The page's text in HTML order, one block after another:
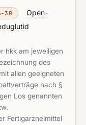
30
Open-
hkk am jeweiligen
des
allen geeigneten
nach §
Los genannten
Fertigarzneimittel